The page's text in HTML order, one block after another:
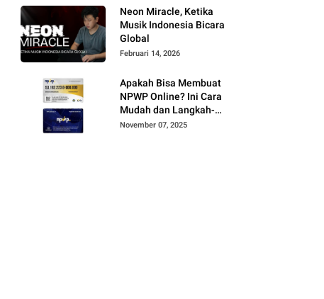
Neon Miracle, Ketika
Musik Indonesia Bicara
Global
Februari 14, 2026
Apakah Bisa Membuat
NPWP Online? Ini Cara
Mudah dan Langkah-
Langkahnya
November 07, 2025